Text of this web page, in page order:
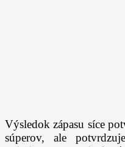
Výsledok zápasu síce
súperov, ale